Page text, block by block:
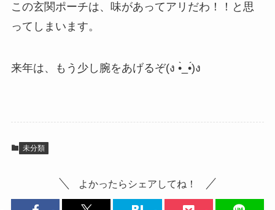
この玄関ポーチは、味があってアリだわ！！と思
ってしまいます。
来年は、もう少し腕をあげるぞ(ง •̀_•́)ง
未分類
よかったらシェアしてね！